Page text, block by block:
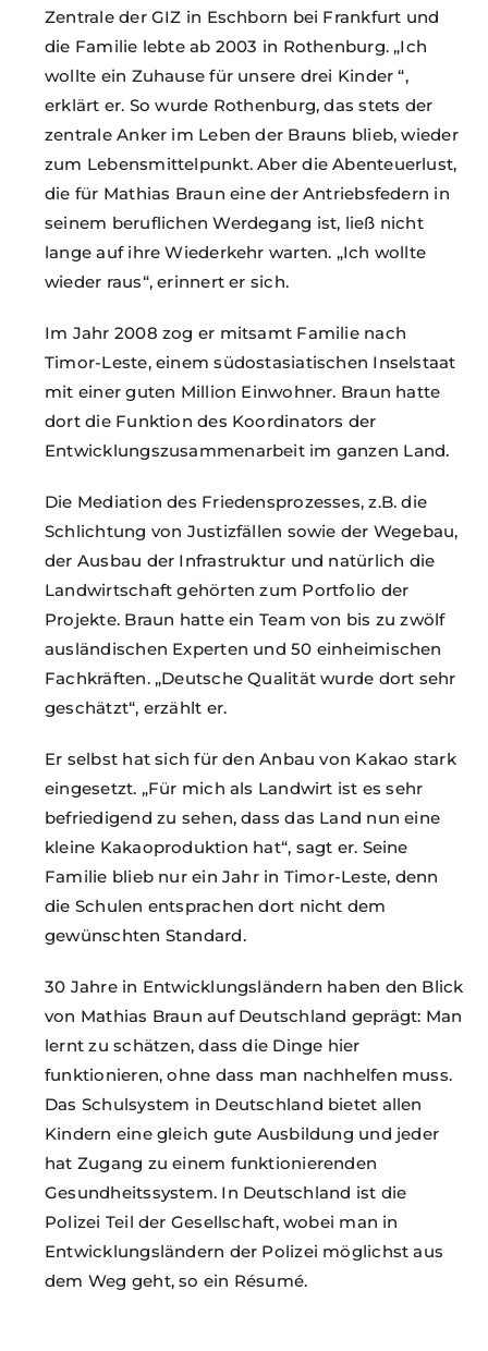
Zentrale der GIZ in Eschborn bei Frankfurt und
die Familie lebte ab 2003 in Rothenburg. „Ich
wollte ein Zuhause für unsere drei Kinder “,
erklärt er. So wurde Rothenburg, das stets der
zentrale Anker im Leben der Brauns blieb, wieder
zum Lebensmittelpunkt. Aber die Abenteuerlust,
die für Mathias Braun eine der Antriebsfedern in
seinem beruflichen Werdegang ist, ließ nicht
lange auf ihre Wiederkehr warten. „Ich wollte
wieder raus“, erinnert er sich.
Im Jahr 2008 zog er mitsamt Familie nach
Timor-Leste, einem südostasiatischen Inselstaat
mit einer guten Million Einwohner. Braun hatte
dort die Funktion des Koordinators der
Entwicklungszusammenarbeit im ganzen Land.
Die Mediation des Friedensprozesses, z.B. die
Schlichtung von Justizfällen sowie der Wegebau,
der Ausbau der Infrastruktur und natürlich die
Landwirtschaft gehörten zum Portfolio der
Projekte. Braun hatte ein Team von bis zu zwölf
ausländischen Experten und 50 einheimischen
Fachkräften. „Deutsche Qualität wurde dort sehr
geschätzt“, erzählt er.
Er selbst hat sich für den Anbau von Kakao stark
eingesetzt. „Für mich als Landwirt ist es sehr
befriedigend zu sehen, dass das Land nun eine
kleine Kakaoproduktion hat“, sagt er. Seine
Familie blieb nur ein Jahr in Timor-Leste, denn
die Schulen entsprachen dort nicht dem
gewünschten Standard.
30 Jahre in Entwicklungsländern haben den Blick
von Mathias Braun auf Deutschland geprägt: Man
lernt zu schätzen, dass die Dinge hier
funktionieren, ohne dass man nachhelfen muss.
Das Schulsystem in Deutschland bietet allen
Kindern eine gleich gute Ausbildung und jeder
hat Zugang zu einem funktionierenden
Gesundheitssystem. In Deutschland ist die
Polizei Teil der Gesellschaft, wobei man in
Entwicklungsländern der Polizei möglichst aus
dem Weg geht, so ein Résumé.